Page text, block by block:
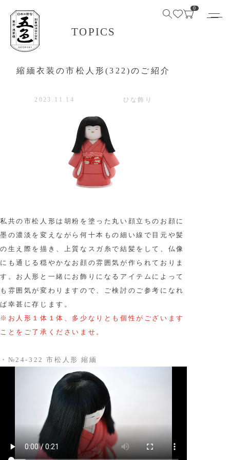
0
TOPICS
縮緬衣装の市松人形(322)のご紹介
2023.11.14 ひな飾り
私共の市松人形は胡粉を塗った丸い顔立ちのお顔に
墨の濃淡を変えながら何十本もの細い線で目元や髪
の生え際を描き、上質なスガ糸で結髪をして、仏像
にも通じる穏やかなお顔の雰囲気が作られておりま
す。お人形と一緒にお飾りになるアイテムによって
も雰囲気が変わりますので、ご検討のご参考になれ
ば幸甚に存じます。
※お人形１体１体、多少なりとも個性がございます
ことをご了承くださいませ。
・ №24-322 市松人形 縮緬